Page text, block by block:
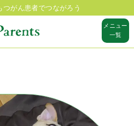
つがん患者でつながろう
メニュー
一覧